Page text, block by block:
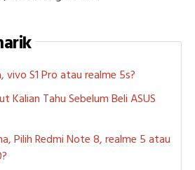
vivo S1 Pro atau realme 5s?
Kalian Tahu Sebelum Beli ASUS
Pilih Redmi Note 8, realme 5 atau